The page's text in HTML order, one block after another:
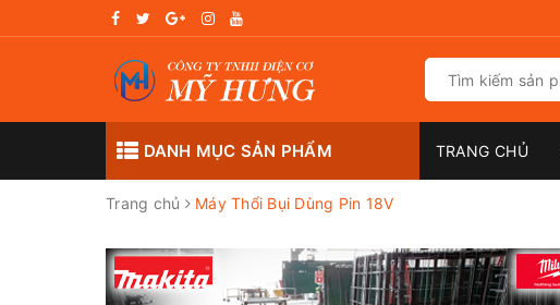
DANH MỤC SẢN PHẨM TRANG CHỦ
Trang chủ Máy Thổi Bụi Dùng Pin 18V